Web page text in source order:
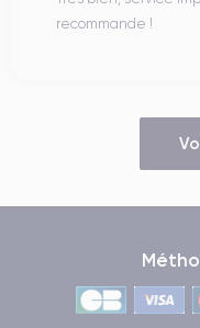
recommande !